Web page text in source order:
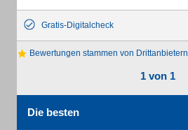
Gratis-Digitalcheck
Bewertungen stammen von Drittanbietern
1 von 1
Die besten